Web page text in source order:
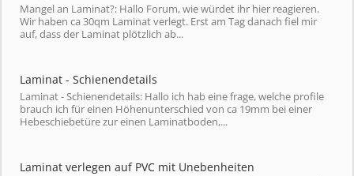
Mangel an Laminat?: Hallo Forum, wie würdet ihr hier reagieren.
Wir haben ca 30qm Laminat verlegt. Erst am Tag danach fiel mir
auf, dass der Laminat plötzlich ab...
Laminat - Schienendetails
Laminat - Schienendetails: Hallo ich hab eine frage, welche profile
brauch ich für einen Höhenunterschied von ca 19mm bei einer
Hebeschiebetüre zur einen Laminatboden,...
Laminat verlegen auf PVC mit Unebenheiten